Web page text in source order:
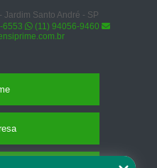
Santo André - SP
6553
(11) 94056-9460